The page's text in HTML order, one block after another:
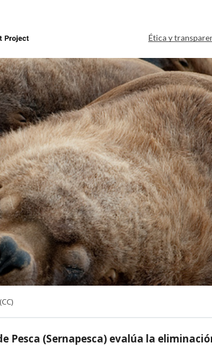
Ética y
Pesca (Sernapesca) evalúa la